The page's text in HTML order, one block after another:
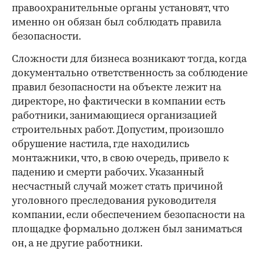
правоохранительные органы установят, что
именно он обязан был соблюдать правила
безопасности.
Сложности для бизнеса возникают тогда, когда
документально ответственность за соблюдение
правил безопасности на объекте лежит на
директоре, но фактически в компании есть
работники, занимающиеся организацией
строительных работ. Допустим, произошло
обрушение настила, где находились
монтажники, что, в свою очередь, привело к
падению и смерти рабочих. Указанный
несчастный случай может стать причиной
уголовного преследования руководителя
компании, если обеспечением безопасности на
площадке формально должен был заниматься
он, а не другие работники.